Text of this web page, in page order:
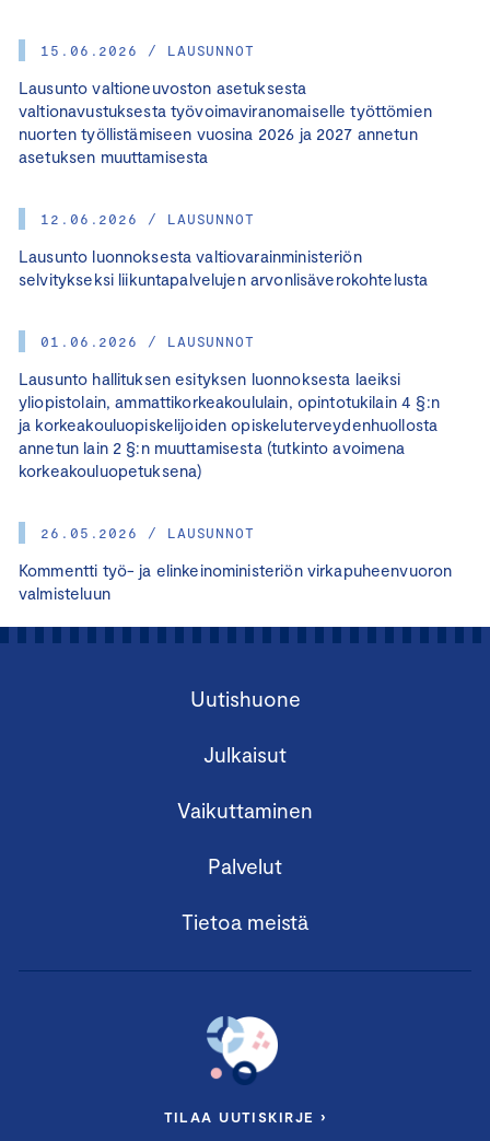
15.06.2026 / LAUSUNNOT
Lausunto valtioneuvoston asetuksesta
valtionavustuksesta työvoimaviranomaiselle työttömien
nuorten työllistämiseen vuosina 2026 ja 2027 annetun
asetuksen muuttamisesta
12.06.2026 / LAUSUNNOT
Lausunto luonnoksesta valtiovarainministeriön
selvitykseksi liikuntapalvelujen arvonlisäverokohtelusta
01.06.2026 / LAUSUNNOT
Lausunto hallituksen esityksen luonnoksesta laeiksi
yliopistolain, ammattikorkeakoululain, opintotukilain 4 §:n
ja korkeakouluopiskelijoiden opiskeluterveydenhuollosta
annetun lain 2 §:n muuttamisesta (tutkinto avoimena
korkeakouluopetuksena)
26.05.2026 / LAUSUNNOT
Kommentti työ- ja elinkeinoministeriön virkapuheenvuoron
valmisteluun
Uutishuone
Julkaisut
Vaikuttaminen
Palvelut
Tietoa meistä
TILAA UUTISKIRJE ›